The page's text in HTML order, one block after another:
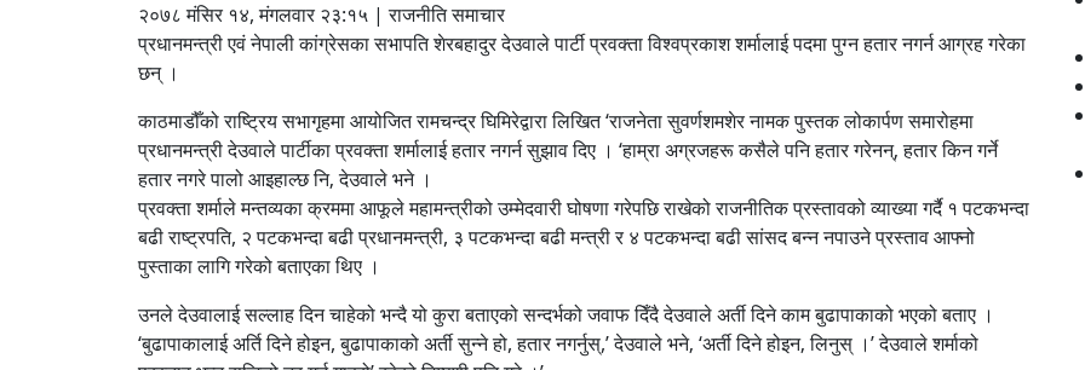
२०७८ मंसिर १४, मंगलवार २३:१५ | राजनीति समाचार
प्रधानमन्त्री एवं नेपाली कांग्रेसका सभापति शेरबहादुर देउवाले पार्टी प्रवक्ता विश्वप्रकाश शर्मालाई पदमा पुग्न हतार नगर्न आग्रह गरेका
छन् ।
काठमाडौँको राष्ट्रिय सभागृहमा आयोजित रामचन्द्र घिमिरेद्वारा लिखित ‘राजनेता सुवर्णशमशेर नामक पुस्तक लोकार्पण समारोहमा
प्रधानमन्त्री देउवाले पार्टीका प्रवक्ता शर्मालाई हतार नगर्न सुझाव दिए । ‘हाम्रा अग्रजहरू कसैले पनि हतार गरेनन्‚ हतार किन गर्ने
हतार नगरे पालो आइहाल्छ नि‚ देउवाले भने ।
प्रवक्ता शर्माले मन्तव्यका क्रममा आफूले महामन्त्रीको उम्मेदवारी घोषणा गरेपछि राखेको राजनीतिक प्रस्तावको व्याख्या गर्दै १ पटकभन्दा
बढी राष्ट्रपति, २ पटकभन्दा बढी प्रधानमन्त्री, ३ पटकभन्दा बढी मन्त्री र ४ पटकभन्दा बढी सांसद बन्न नपाउने प्रस्ताव आफ्नो
पुस्ताका लागि गरेको बताएका थिए ।
उनले देउवालाई सल्लाह दिन चाहेको भन्दै यो कुरा बताएको सन्दर्भको जवाफ दिँदै देउवाले अर्ती दिने काम बुढापाकाको भएको बताए ।
‘बुढापाकालाई अर्ति दिने होइन, बुढापाकाको अर्ती सुन्ने हो, हतार नगर्नुस्,’ देउवाले भने‚ ‘अर्ती दिने होइन‚ लिनुस् ।’ देउवाले शर्माको